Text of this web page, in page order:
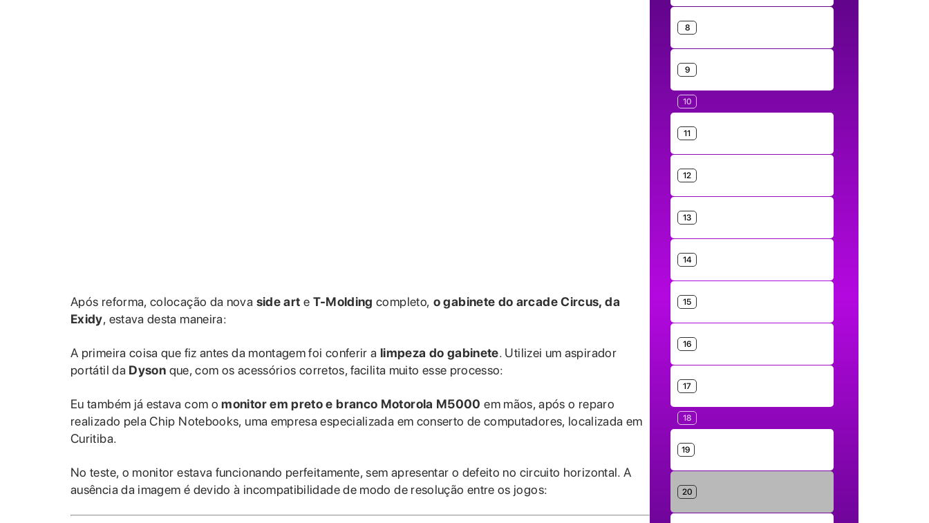
Após reforma, colocação da nova side art e T-Molding completo, o gabinete do arcade Circus, da
Exidy, estava desta maneira:
A primeira coisa que fiz antes da montagem foi conferir a limpeza do gabinete. Utilizei um aspirador
portátil da Dyson que, com os acessórios corretos, facilita muito esse processo:
Eu também já estava com omonitor em preto e branco Motorola M5000 em mãos, após o reparo
realizado pela Chip Notebooks, uma empresa especializada em conserto de computadores, localizada em
Curitiba.
No teste, o monitor estava funcionando perfeitamente, sem apresentar o defeito no circuito horizontal. A
ausência da imagem é devido à incompatibilidade de modo de resolução entre os jogos:
8
9
10
11
12
13
14
15
16
17
18
19
20